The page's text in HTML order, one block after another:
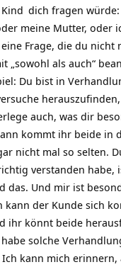
Kind dich fragen
meine Mutter, oder
eine Frage, die du nicht
„sowohl als auch“
Du bist in
auch, was dir
kommt ihr beide in
nicht mal so selten.
verstanden
das. Und mir ist
kann der Kunde sich
ihr könnt beide
solche
kann mich erinnern,